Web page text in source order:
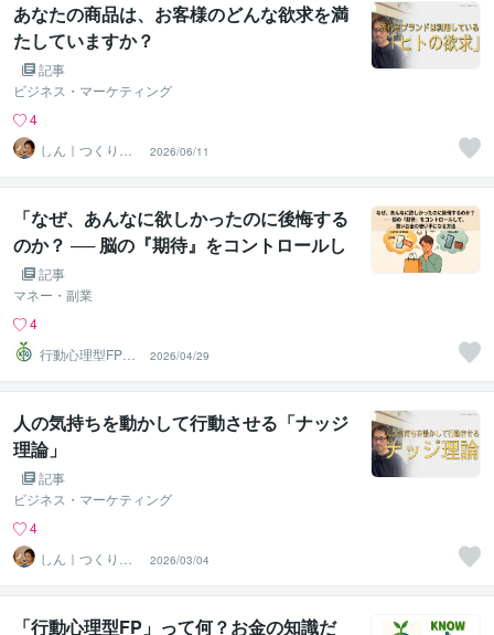
あなたの商品は、お客様のどんな欲求を満
たしていますか？
記事
ビジネス・マーケティング
4
しん｜つくり手
応援サポーター
2026/06/11
「なぜ、あんなに欲しかったのに後悔する
のか？ ── 脳の『期待』をコントロールし
て、賢いお金の使い手になる方法」
記事
マネー・副業
4
行動心理型FP＠
しょるだぁ
2026/04/29
人の気持ちを動かして行動させる「ナッジ
理論」
記事
ビジネス・マーケティング
4
しん｜つくり手
応援サポーター
2026/03/04
「行動心理型FP」って何？お金の知識だ